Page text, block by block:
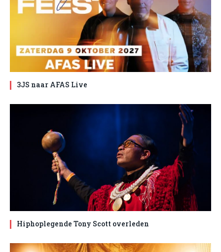
3JS naar AFAS Live
Hiphoplegende Tony Scott overleden